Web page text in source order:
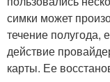
симки может
течение полугода,
действие
карты. Ее